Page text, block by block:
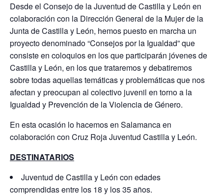
Desde el Consejo de la Juventud de Castilla y León en
colaboración con la Dirección General de la Mujer de la
Junta de Castilla y León, hemos puesto en marcha un
proyecto denominado “Consejos por la Igualdad” que
consiste en coloquios en los que participarán jóvenes de
Castilla y León, en los que trataremos y debatiremos
sobre todas aquellas temáticas y problemáticas que nos
afectan y preocupan al colectivo juvenil en torno a la
Igualdad y Prevención de la Violencia de Género.
En esta ocasión lo hacemos en Salamanca en
colaboración con Cruz Roja Juventud Castilla y León.
DESTINATARIOS
Juventud de Castilla y León con edades
comprendidas entre los 18 y los 35 años.